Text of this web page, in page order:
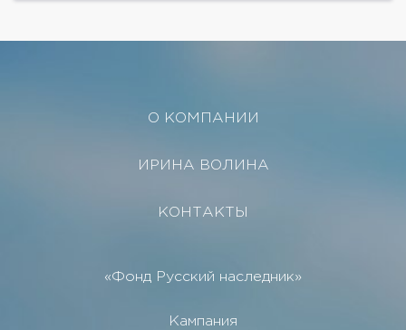
О КОМПАНИИ
ИРИНА ВОЛИНА
КОНТАКТЫ
«Фонд Русский наследник»
Кампания